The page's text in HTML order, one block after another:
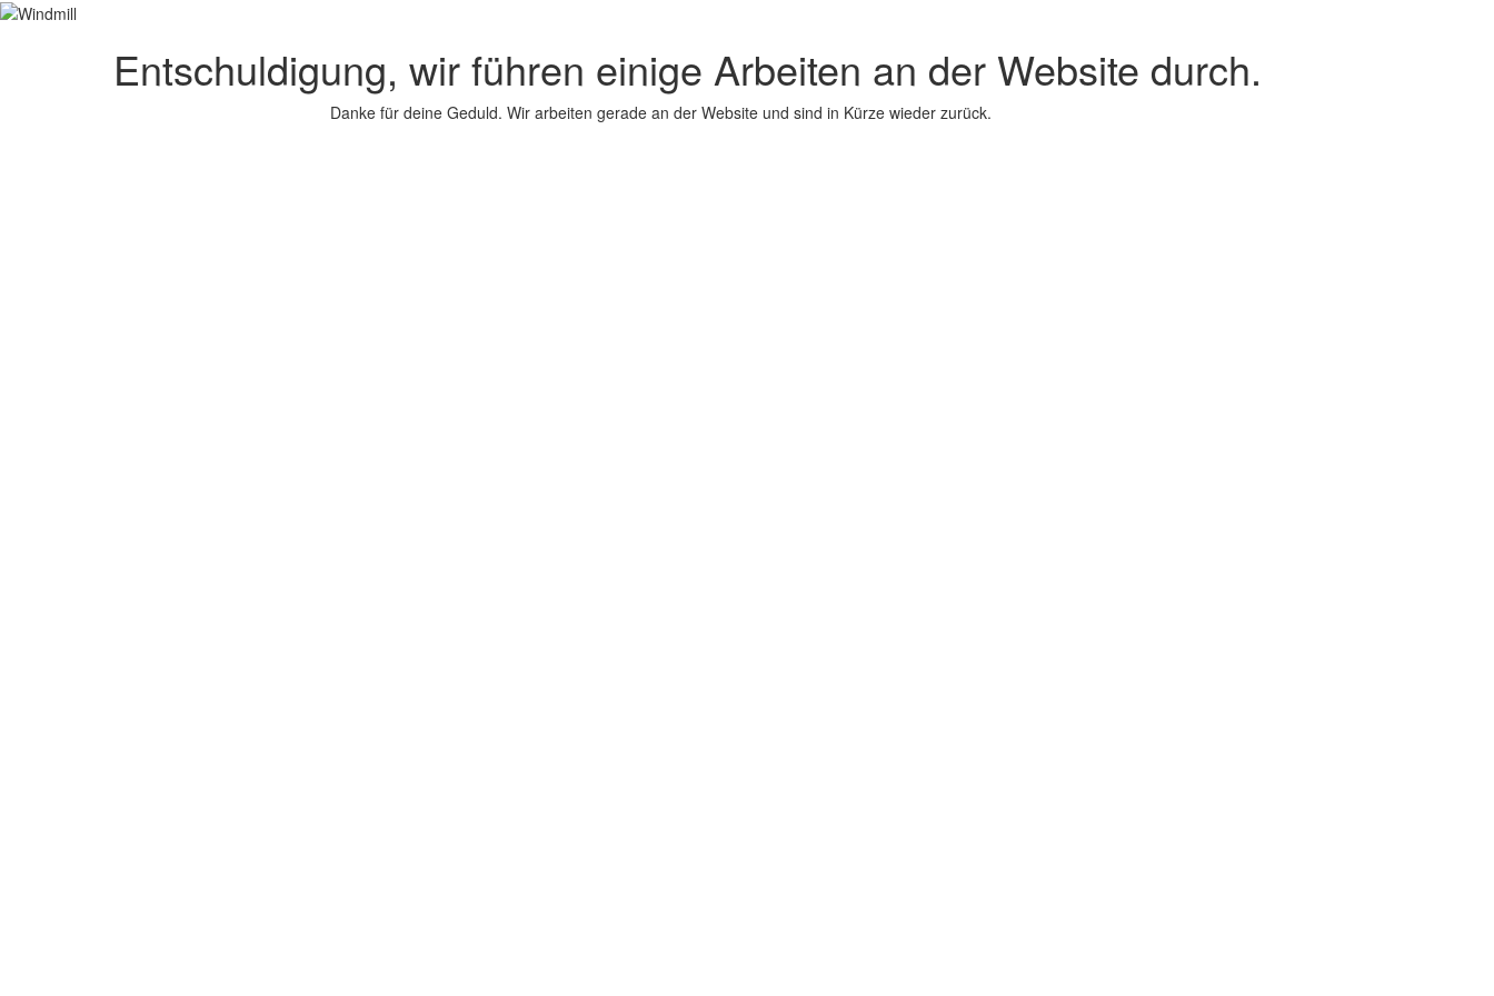
Entschuldigung, wir führen einige Arbeiten an der Website durch.
Danke für deine Geduld. Wir arbeiten gerade an der Website und sind in Kürze wieder zurück.